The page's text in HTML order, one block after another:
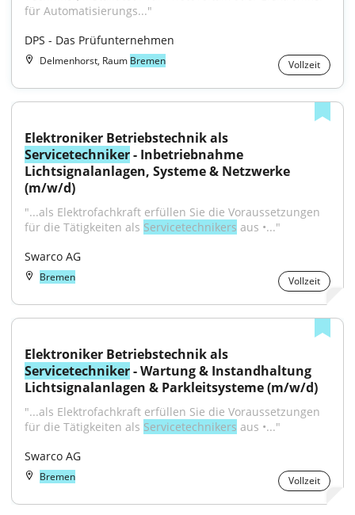
für Automatisierungs..."
DPS - Das Prüfunternehmen
Delmenhorst, Raum Bremen Vollzeit
Servicetechniker - Inbetriebnahme
Lichtsignalanlagen, Systeme & Netzwerke
(m/w/d)
"...als Elektrofachkraft erfüllen Sie die Voraussetzungen
für die Tätigkeiten als Servicetechnikers aus •..."
Swarco AG
Bremen Vollzeit
Servicetechniker - Wartung & Instandhaltung
Lichtsignalanlagen & Parkleitsysteme (m/w/d)
"...als Elektrofachkraft erfüllen Sie die Voraussetzungen
für die Tätigkeiten als Servicetechnikers aus •..."
Swarco AG
Bremen Vollzeit